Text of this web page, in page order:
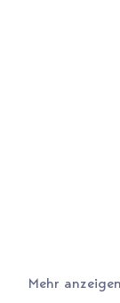
Mehr anzeigen